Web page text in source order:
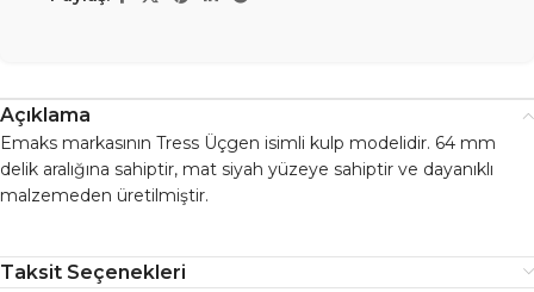
Açıklama
Emaks markasının Tress Üçgen isimli kulp modelidir. 64 mm
delik aralığına sahiptir, mat siyah yüzeye sahiptir ve dayanıklı
malzemeden üretilmiştir.
Taksit Seçenekleri